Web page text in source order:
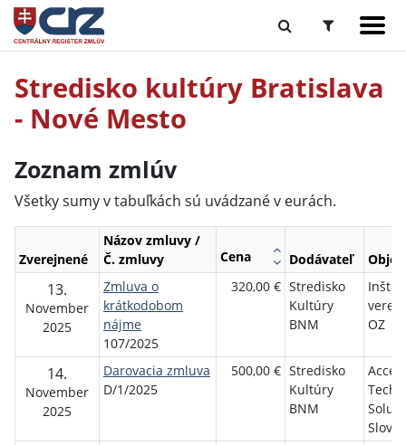
Stredisko kultúry Bratislava
- Nové Mesto
Zoznam zmlúv
Všetky sumy v tabuľkách sú uvádzané v eurách.
Zverejnené
Názov zmluvy /
Č. zmluvy
Cena Dodávateľ
13.
November
2025
Zmluva o
krátkodobom
nájme
107/2025
320,00 € Stredisko
Kultúry
BNM
OZ
14.
November
2025
Darovacia zmluva
D/1/2025
500,00 € Stredisko
Kultúry
BNM